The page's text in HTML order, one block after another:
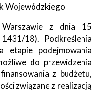
Wojewódzkiego
z dnia 15
18). Podkreślenia
podejmowania
do przewidzenia
z budżetu,
związane z realizacją